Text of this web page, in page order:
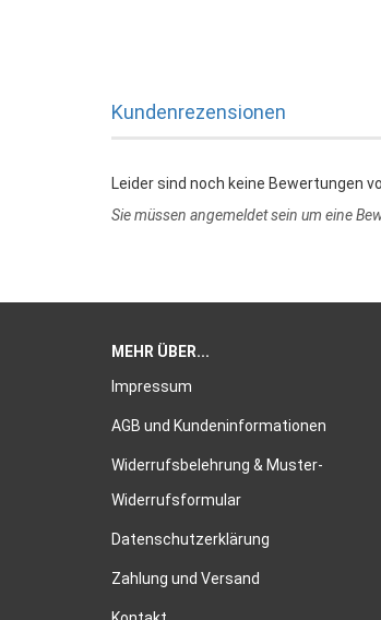
Kundenrezensionen
Leider sind noch keine Bewertungen
Sie müssen angemeldet sein um eine
MEHR ÜBER...
Impressum
AGB und Kundeninformationen
Widerrufsbelehrung & Muster-
Widerrufsformular
Datenschutzerklärung
Zahlung und Versand